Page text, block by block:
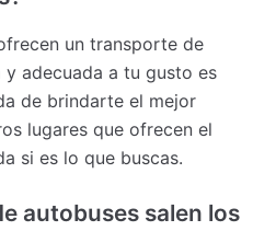
un transporte de
adecuada a tu gusto es
de brindarte el mejor
lugares que ofrecen el
si es lo que buscas.
autobuses salen los